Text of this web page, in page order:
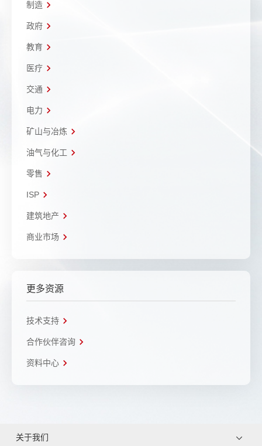
制造
政府
教育
医疗
交通
电力
矿山与冶炼
油气与化工
零售
ISP
建筑地产
商业市场
更多资源
技术支持
合作伙伴咨询
资料中心
关于我们